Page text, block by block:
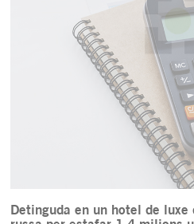
Detinguda en un hotel de